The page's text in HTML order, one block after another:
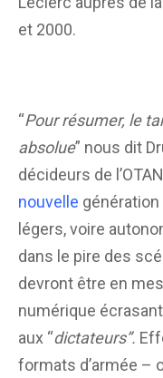
et 2000.
“Pour résumer, le
absolue” nous dit
décideurs de
nouvelle
légers, voire
dans le pire des
devront être en
numérique
aux “dictateurs”.
formats d’armée –